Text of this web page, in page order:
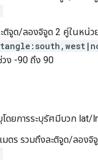
ติจูด/ลองจิจูด 2 คู่ในหน่
วง -90 ถึง 90
โดยการระบุรัศมีบวก
มตร รวมถึงละติจูด/ลอ